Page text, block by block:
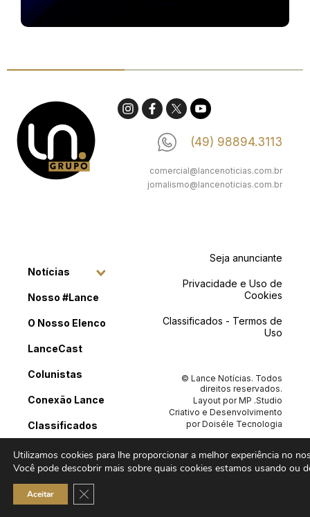
(49) 98894.3113
comercial@lancenoticias.com.br
jornalismo@lancenoticias.com.br
Notícias
Nosso #Lance
O Nosso Elenco
LanceCast
Colunistas
Conexão Lance
Classificados
Contato
Seja anunciante
Privacidade e Uso de
Cookies
Classificados - Termos de
Uso
© Lance Notícias. Todos
direitos reservados.
Layout porMP .Studio
Criativo e Desenvolvimento
porDoiséle Tecnologia
Utilizamos cookies para lhe proporcionar a melhor experiência no
Você pode descobrir mais sobre quais cookies estamos usando ou
Aceitar Close GDPR Cookie Banner